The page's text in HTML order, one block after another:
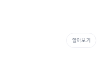
알아보기